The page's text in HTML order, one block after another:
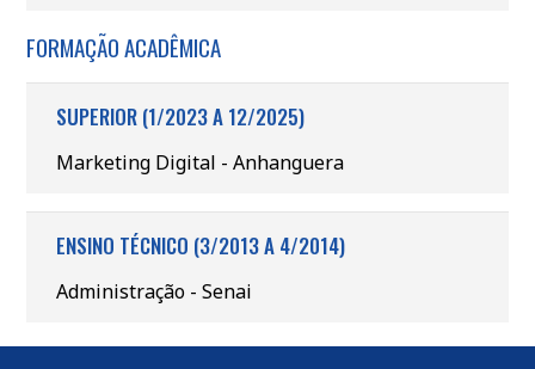
FORMAÇÃO ACADÊMICA
SUPERIOR (1/2023 A 12/2025)
Marketing Digital - Anhanguera
ENSINO TÉCNICO (3/2013 A 4/2014)
Administração - Senai